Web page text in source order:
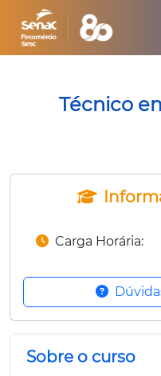
Técnico
Carga Horária:
Sobre o curso